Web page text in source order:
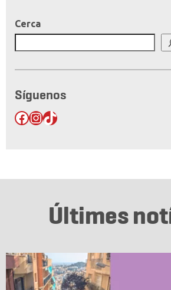
Cerca
Síguenos
Facebook
Instagram
TikTok
Últimes